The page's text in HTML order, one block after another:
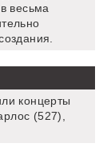
весьма
концерты
(527),